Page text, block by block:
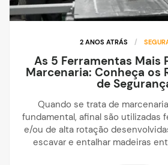
2 ANOS ATRÁS /
As 5 Ferramentas Mais
Marcenaria: Conheça os
de
Quando se trata de
fundamental, afinal são utilizadas
e/ou de alta rotação
escavar e entalhar madeiras